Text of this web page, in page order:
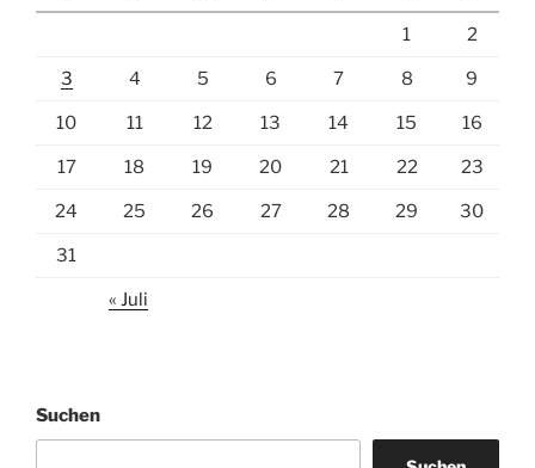
1 2
3 4 5 6 7 8 9
10 11 12 13 14 15 16
17 18 19 20 21 22 23
24 25 26 27 28 29 30
31
« Juli
Suchen